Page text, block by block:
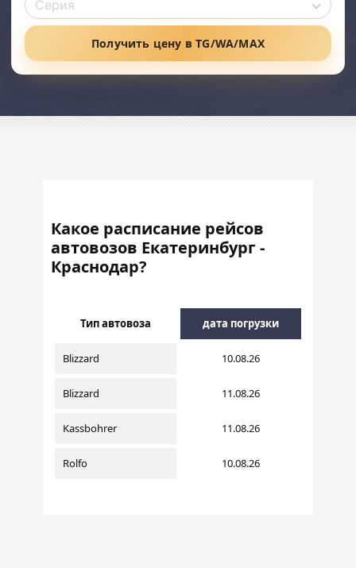
Получить цену в TG/WA/MAX
Какое расписание рейсов
автовозов Екатеринбург -
Краснодар?
Тип автовоза дата погрузки
Blizzard 10.08.26
Blizzard 11.08.26
Kassbohrer 11.08.26
Rolfo 10.08.26